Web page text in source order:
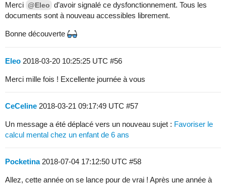
Merci @Eleo d’avoir signalé ce dysfonctionnement. Tous les
documents sont à nouveau accessibles librement.
Bonne découverte
Eleo 2018-03-20 10:25:25 UTC #56
Merci mille fois ! Excellente journée à vous
CeCeline 2018-03-21 09:17:49 UTC #57
Un message a été déplacé vers un nouveau sujet : Favoriser le
calcul mental chez un enfant de 6 ans
Pocketina 2018-07-04 17:12:50 UTC #58
Allez, cette année on se lance pour de vrai ! Après une année à